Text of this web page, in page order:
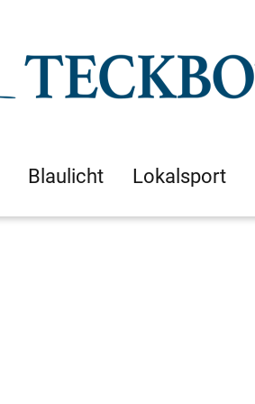
Blaulicht Lokalsport